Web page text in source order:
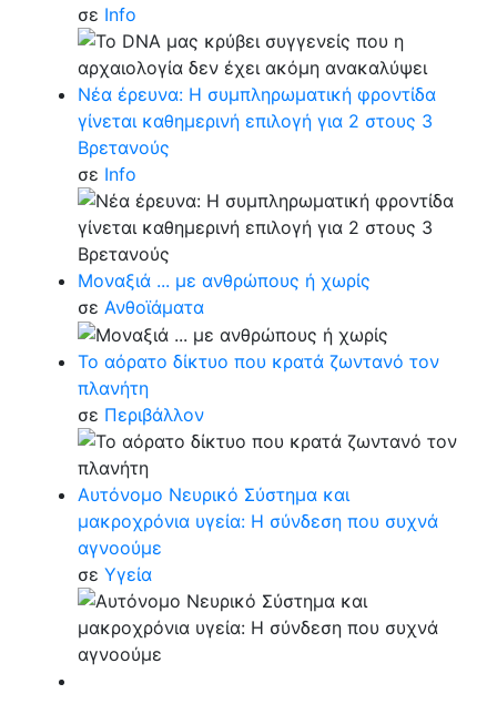
σε Info
Νέα έρευνα: Η συμπληρωματική φροντίδα
γίνεται καθημερινή επιλογή για 2 στους 3
Βρετανούς
σε Info
Μοναξιά ... με ανθρώπους ή χωρίς
σε Ανθοϊάματα
Το αόρατο δίκτυο που κρατά ζωντανό τον
πλανήτη
σε Περιβάλλον
Αυτόνομο Νευρικό Σύστημα και
μακροχρόνια υγεία: Η σύνδεση που συχνά
αγνοούμε
σε Υγεία